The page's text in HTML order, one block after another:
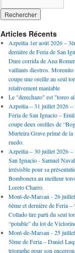
Articles Récents
Azpeitia 1er août 2026 –
dernière de Feria de San
Dure corrida de Ana
vaillants diestros. Morenito
coupe une oreille au seul
relativement maniable
Le "derechazo" est "toreo
Azpeitia – 31 juillet 2026 –
Feria de San Ignacio –
coupe deux oreilles de
Murteira Grave primé de la
ruedo.
Azpeitia – 30 juillet 2026 –
San Ignacio - Samuel
irrésisble pour sa
Bombonera au meilleur
Loreto Charro.
Mont-de-Marsan - 26
6ème et dernière de Feria –
Collado tire parti du seul
“potable” du lot de
Mont-de-Marsan - 25
5ème de Feria – Daniel
triomphe pour son